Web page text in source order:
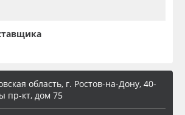
область, г. Ростов-на-Дону, 40-
пр-кт, дом 75